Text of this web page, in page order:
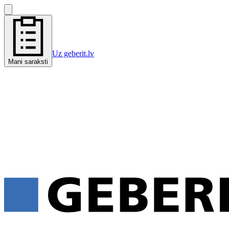
Mani saraksti
Uz geberit.lv